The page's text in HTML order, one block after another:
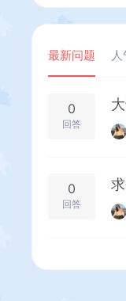
最新问题
0
回答
0
回答